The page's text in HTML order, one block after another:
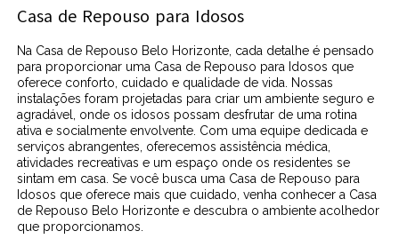
Casa de Repouso para Idosos
Na Casa de Repouso Belo Horizonte, cada detalhe é pensado
para proporcionar uma Casa de Repouso para Idosos que
oferece conforto, cuidado e qualidade de vida. Nossas
instalações foram projetadas para criar um ambiente seguro e
agradável, onde os idosos possam desfrutar de uma rotina
ativa e socialmente envolvente. Com uma equipe dedicada e
serviços abrangentes, oferecemos assistência médica,
atividades recreativas e um espaço onde os residentes se
sintam em casa. Se você busca uma Casa de Repouso para
Idosos que oferece mais que cuidado, venha conhecer a Casa
de Repouso Belo Horizonte e descubra o ambiente acolhedor
que proporcionamos.